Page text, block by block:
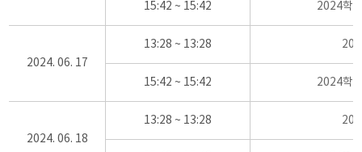
15:42 ~ 15:42 2024학
2024. 06. 17
13:28 ~ 13:28
15:42 ~ 15:42 2024학
2024. 06. 18
13:28 ~ 13:28